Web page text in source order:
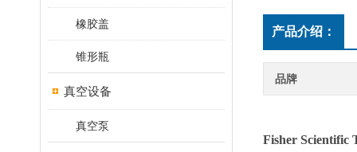
橡胶盖
锥形瓶
真空设备
真空泵
产品介绍：
品牌
Fisher Scientific